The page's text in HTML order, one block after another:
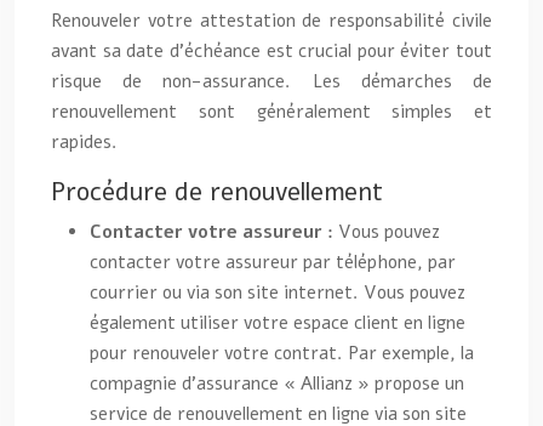
Renouveler votre attestation de responsabilité civile
avant sa date d’échéance est crucial pour éviter tout
risque de non-assurance. Les démarches de
renouvellement sont généralement simples et
rapides.
Procédure de renouvellement
Contacter votre assureur : Vous pouvez
contacter votre assureur par téléphone, par
courrier ou via son site internet. Vous pouvez
également utiliser votre espace client en ligne
pour renouveler votre contrat. Par exemple, la
compagnie d’assurance « Allianz » propose un
service de renouvellement en ligne via son site